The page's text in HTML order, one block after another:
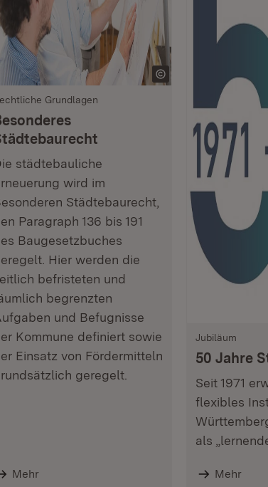
Grundlagen
städtebauliche
wird im
Städtebaurecht,
Paragraph 136 bis 191
Baugesetzbuches
Hier werden die
befristeten und
begrenzten
und Befugnisse
Kommune definiert sowie
Einsatz von Fördermitteln
geregelt.
Mehr
Jubiläum
50 Jahre
Seit 1971
flexibles
als
Mehr